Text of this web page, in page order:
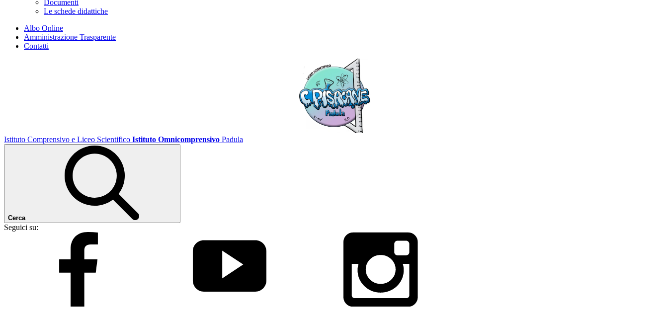
Documenti
Le schede didattiche
Albo Online
Amministrazione Trasparente
Contatti
Istituto Comprensivo e Liceo Scientifico Istituto Omnicomprensivo Padula
Cerca
Seguici su: